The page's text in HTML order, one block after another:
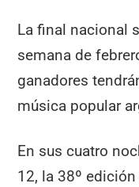
La final nacional
semana de
ganadores
música popular
En sus cuatro
12, la 38º